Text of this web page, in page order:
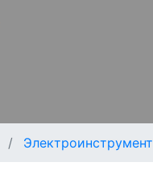
Электроинструмент